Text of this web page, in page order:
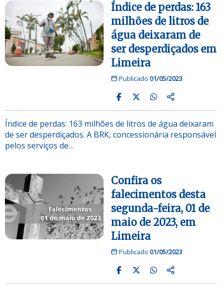
Índice de perdas: 163
milhões de litros de
água deixaram de
ser desperdiçados em
Limeira
Publicado 01/05/2023
Índice de perdas: 163 milhões de litros de água deixaram
de ser desperdiçados. A BRK, concessionária responsável
pelos serviços de…
Confira os
falecimentos desta
segunda-feira, 01 de
maio de 2023, em
Limeira
Publicado 01/05/2023